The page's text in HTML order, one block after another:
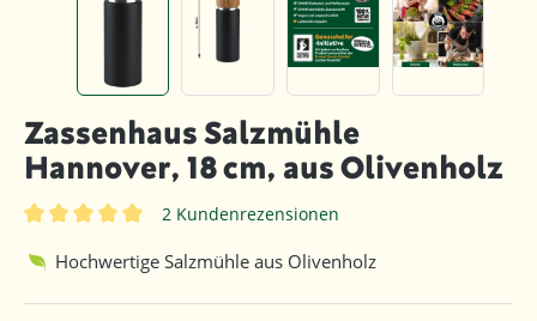
Zassenhaus Salzmühle
Hannover, 18 cm, aus Olivenholz
2 Kundenrezensionen
Hochwertige Salzmühle aus Olivenholz